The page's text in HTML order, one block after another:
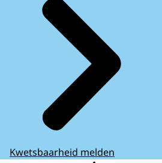
Kwetsbaarheid melden